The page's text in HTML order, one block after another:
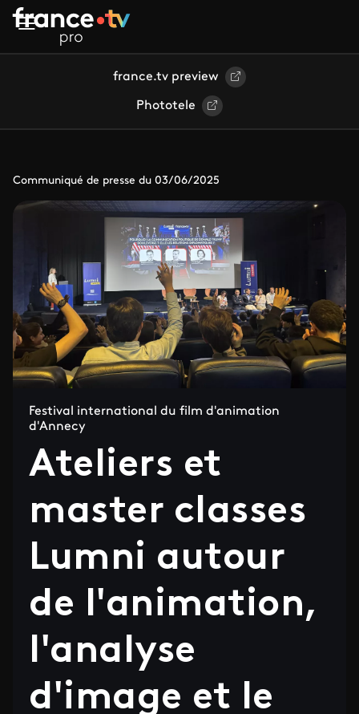
Aller au contenu principal
france.tv preview
Phototele
Communiqué de presse du 03/06/2025
Festival international du film d'animation
d'Annecy
Ateliers et
master classes
Lumni autour
de l'animation,
l'analyse
d'image et le